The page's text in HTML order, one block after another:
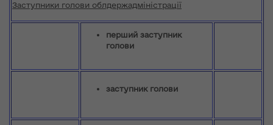
Заступники голови облдержадміністрації
перший заступник
голови
заступник голови